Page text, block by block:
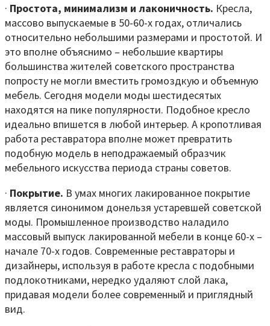
· Простота, минимализм и лаконичность. Кресла,
массово выпускаемые в 50-60-х годах, отличались
относительно небольшими размерами и простотой. И
это вполне объяснимо – небольшие квартиры
большинства жителей советского пространства
попросту не могли вместить громоздкую и объемную
мебель. Сегодня модели моды шестидесятых
находятся на пике популярности. Подобное кресло
идеально впишется в любой интерьер. А кропотливая
работа реставратора вполне может превратить
подобную модель в неподражаемый образчик
мебельного искусства периода страны советов.
· Покрытие. В умах многих лакированное покрытие
является синонимом донельзя устаревшей советской
моды. Промышленное производство наладило
массовый выпуск лакированной мебели в конце 60-х –
начале 70-х годов. Современные реставраторы и
дизайнеры, используя в работе кресла с подобными
подлокотниками, нередко удаляют слой лака,
придавая модели более современный и приглядный
вид.